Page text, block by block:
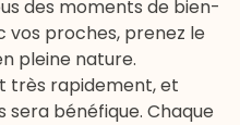
des moments de bien-
vos proches, prenez le
pleine nature.
très rapidement, et
sera bénéfique. Chaque